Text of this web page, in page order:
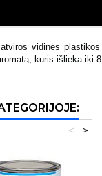
vidinės
kuris išlieka iki
>
<